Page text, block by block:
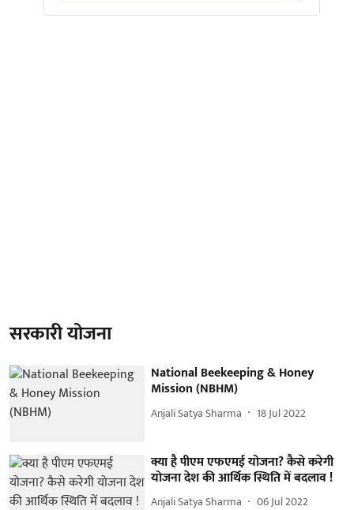
सरकारी योजना
National Beekeeping & Honey
Mission (NBHM)
Anjali Satya Sharma 18 Jul 2022
क्या है पीएम एफएमई योजना? कैसे करेगी
योजना देश की आर्थिक स्थिति में बदलाव !
Anjali Satya Sharma 06 Jul 2022